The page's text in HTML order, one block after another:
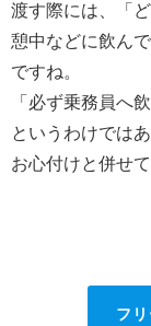
渡す際には、「
憩中などに飲ん
ですね。
「必ず乗務員へ
というわけでは
お心付けと併せ
フ